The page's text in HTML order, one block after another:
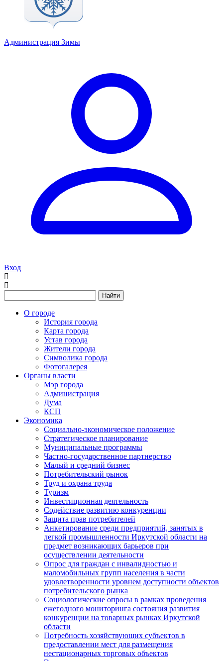
Администрация Зимы
Вход
Найти
О городе
История города
Карта города
Устав города
Жители города
Символика города
Фотогалерея
Органы власти
Мэр города
Администрация
Дума
КСП
Экономика
Социально-экономическое положение
Стратегическое планирование
Муниципальные программы
Частно-государственное партнерство
Малый и средний бизнес
Потребительский рынок
Труд и охрана труда
Туризм
Инвестиционная деятельность
Содействие развитию конкуренции
Защита прав потребителей
Анкетирование среди предприятий, занятых в
легкой промышленности Иркутской области на
предмет возникающих барьеров при
осуществлении деятельности
Опрос для граждан с инвалидностью и
маломобильных групп населения в части
удовлетворенности уровнем доступности объектов
потребительского рынка
Социологические опросы в рамках проведения
ежегодного мониторинга состояния развития
конкуренции на товарных рынках Иркутской
области
Потребность хозяйствующих субъектов в
предоставлении мест для размещения
нестационарных торговых объектов